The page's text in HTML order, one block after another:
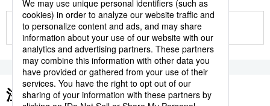
もっと見る
注目のキーワード